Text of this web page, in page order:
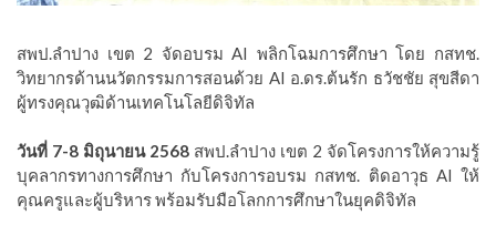
สพป.ลำปาง เขต 2 จัดอบรม AI พลิกโฉมการศึกษา โดย กสทช.
วิทยากรด้านนวัตกรรมการสอนด้วย AI อ.ดร.ต้นรัก ธวัชชัย สุขสีดา
ผู้ทรงคุณวุฒิด้านเทคโนโลยีดิจิทัล
วันที่ 7-8 มิถุนายน 2568 สพป.ลำปาง เขต 2 จัดโครงการให้ความรู้
บุคลากรทางการศึกษา กับโครงการอบรม กสทช. ติดอาวุธ AI ให้
คุณครูและผู้บริหาร พร้อมรับมือโลกการศึกษาในยุคดิจิทัล